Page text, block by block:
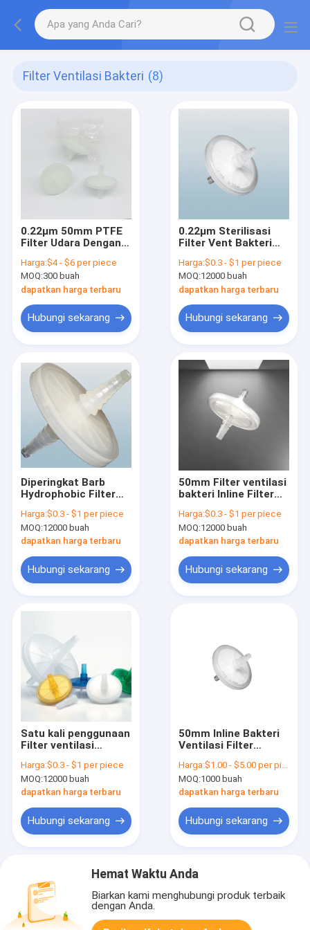
Filter Ventilasi Bakteri (8)
0.22μm 50mm PTFE
Filter Udara Dengan
Untuk Inline Filtrasi
Harga:$4 - $6 per piece
MOQ:300 buah
dapatkan harga terbaru
Hubungi sekarang
0.22μm Sterilisasi
Filter Vent Bakteri
Inline Disc Filter
Harga:$0.3 - $1 per piece
MOQ:12000 buah
dapatkan harga terbaru
Hubungi sekarang
Diperingkat Barb
Hydrophobic Filter
untuk mesin hisap
dan tabung
Harga:$0.3 - $1 per piece
MOQ:12000 buah
dapatkan harga terbaru
Hubungi sekarang
50mm Filter ventilasi
bakteri Inline Filter
selang Barb Inlet
Harga:$0.3 - $1 per piece
MOQ:12000 buah
dapatkan harga terbaru
Hubungi sekarang
Satu kali penggunaan
Filter ventilasi
ventilasi udara
hidrofobik untuk
medis dan
Harga:$0.3 - $1 per piece
MOQ:12000 buah
dapatkan harga terbaru
Hubungi sekarang
50mm Inline Bakteri
Ventilasi Filter
Membran Filter
Ventilasi Gas
Harga:$1.00 - $5.00 per piece
MOQ:1000 buah
dapatkan harga terbaru
Hubungi sekarang
Hemat Waktu Anda
Biarkan kami menghubungi produk terbaik
dengan Anda.